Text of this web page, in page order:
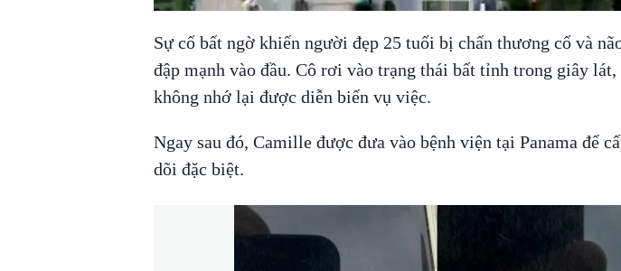
Sự cố bất ngờ khiến người đẹp 25 tuổi bị chấn thương cổ và
đập mạnh vào đầu. Cô rơi vào trạng thái bất tỉnh trong giây lát,
không nhớ lại được diễn biến vụ việc.
Ngay sau đó, Camille được đưa vào bệnh viện tại Panama để
dõi đặc biệt.